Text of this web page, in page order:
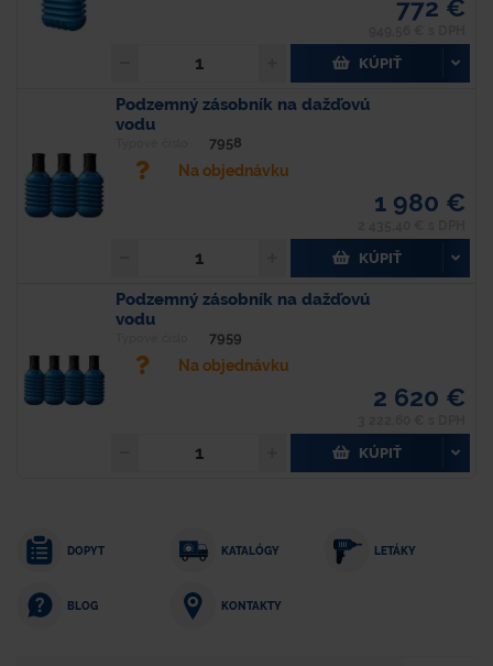
772 €
KÚPIŤ
Podzemný zásobník na dažďovú
vodu
7958
Na objednávku
1 980 €
KÚPIŤ
Podzemný zásobník na dažďovú
vodu
7959
Na objednávku
2 620 €
KÚPIŤ
DOPYT KATALÓGY LETÁKY
BLOG KONTAKTY